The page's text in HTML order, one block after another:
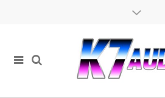
Cassettes Audios neuves et
Avis aux nostalgiques de la cassette
préféré est de retour !
Retrouvez les artistes qui ont fait la
dans notre sélection de K7, mise à jour
Walkmans, boombox et